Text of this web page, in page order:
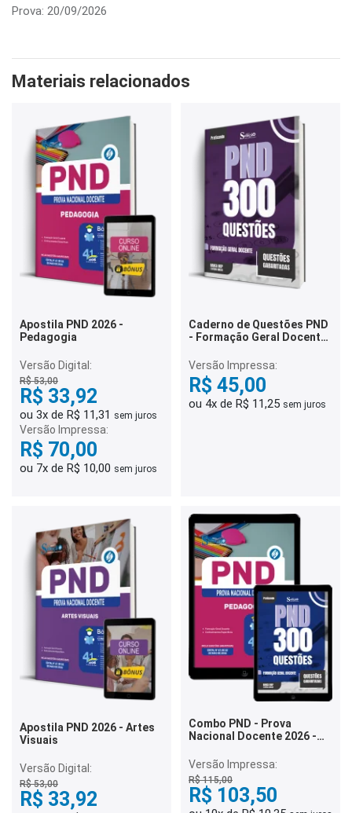
Prova: 20/09/2026
Materiais relacionados
Apostila PND 2026 -
Pedagogia
Versão Digital:
R$ 53,00
R$ 33,92
ou 3x de R$ 11,31 sem juros
Versão Impressa:
R$ 70,00
ou 7x de R$ 10,00 sem juros
Caderno de Questões PND
- Formação Geral Docente
Gabaritadas
Versão Impressa:
R$ 45,00
ou 4x de R$ 11,25 sem juros
Apostila PND 2026 - Artes
Visuais
Versão Digital:
R$ 53,00
R$ 33,92
Combo PND - Prova
Nacional Docente 2026 -
Versão Impressa:
R$ 115,00
R$ 103,50